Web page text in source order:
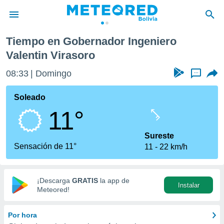
de
por
para
que se
calidad.
las
y
forma
basada
Tiempo en Gobernador Ingeniero
Valentin Virasoro
08:33 Domingo ...
Soleado
11°
Sensación de 11°
Sureste
11
22 km/h
¡Descarga GRATIS la app de
Meteored!
Instalar
Por hora